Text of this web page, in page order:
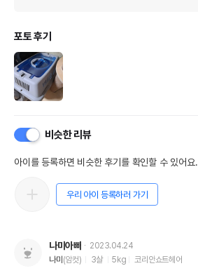
포토 후기
비슷한 리뷰
아이를 등록하면 비슷한 후기를 확인할 수 있어요.
우리 아이 등록하러 가기
나미아빠
2023.04.24
나미 (암컷) 3살 5kg 코리안쇼트헤어